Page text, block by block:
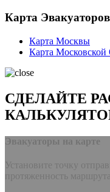
Карта Эвакуаторов
Карта Москвы
Карта Московской
СДЕЛАЙТЕ
Эвакуаторы на карте
Установите точку
протяженность